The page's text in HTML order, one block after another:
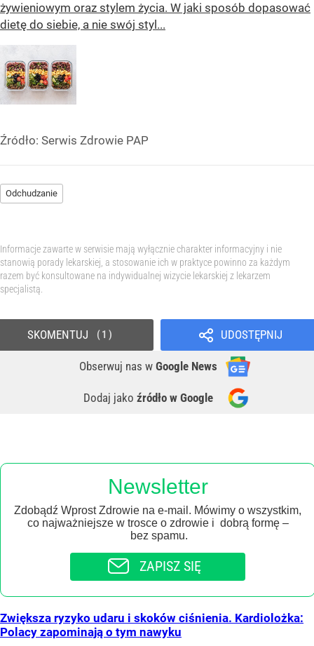
żywieniowym oraz stylem życia. W jaki sposób dopasować
dietę do siebie, a nie swój styl...
Źródło: Serwis Zdrowie PAP
Odchudzanie
Informacje zawarte w serwisie mają wyłącznie charakter informacyjny i nie
stanowią porady lekarskiej, a stosowanie ich w praktyce powinno za każdym
razem być konsultowane na indywidualnej wizycie lekarskiej z lekarzem
specjalistą.
UDOSTĘPNIJ
Obserwuj nas w Google News
Dodaj jako źródło w Google
SKOMENTUJ 1
Newsletter
Zdobądź Wprost Zdrowie na e-mail. Mówimy o wszystkim,
co najważniejsze w trosce o zdrowie i dobrą formę –
bez spamu.
ZAPISZ SIĘ
Zwiększa ryzyko udaru i skoków ciśnienia. Kardiolożka:
Polacy zapominają o tym nawyku